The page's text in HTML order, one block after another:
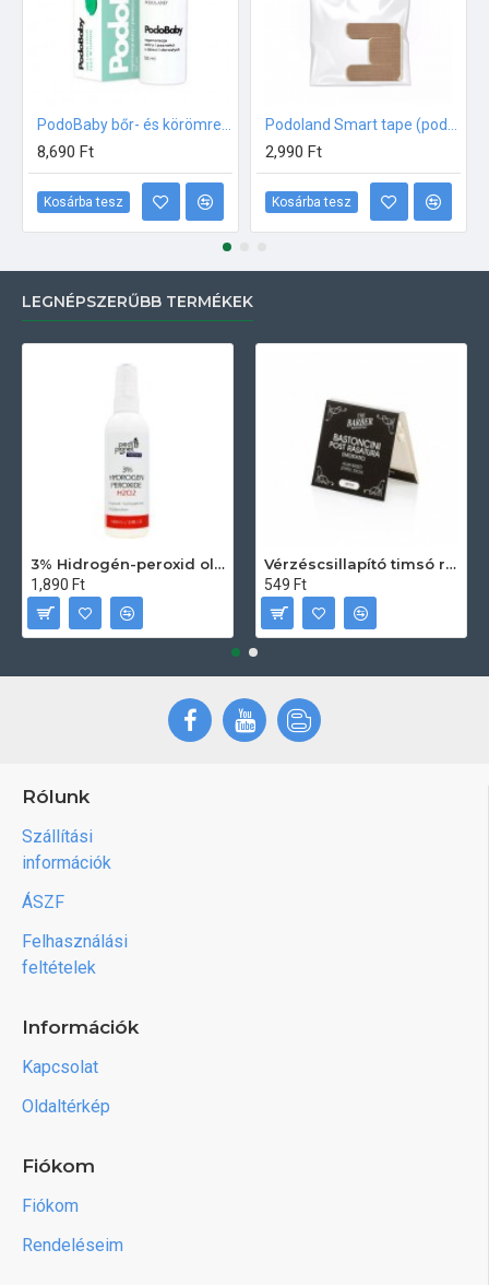
8,690 Ft
Kosárba tesz
2,990 Ft
Kosárba tesz
LEGNÉPSZERŰBB TERMÉKEK
3% Hidrogén-peroxid oldat (sebfertőtlenítő) 100ml
1,890 Ft
Vérzéscsillapító timsó rúd 20db
549 Ft
Rólunk
Szállítási
információk
ÁSZF
Felhasználási
feltételek
Információk
Kapcsolat
Oldaltérkép
Fiókom
Fiókom
Rendeléseim